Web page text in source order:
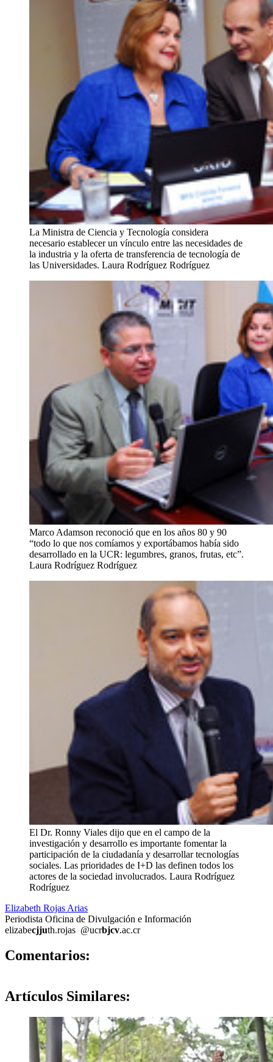
La Ministra de Ciencia y Tecnología considera
necesario establecer un vínculo entre las necesidades de
la industria y la oferta de transferencia de tecnología de
las Universidades. Laura Rodríguez Rodríguez
Marco Adamson reconoció que en los años 80 y 90
“todo lo que nos comíamos y exportábamos había sido
desarrollado en la UCR: legumbres, granos, frutas, etc”.
Laura Rodríguez Rodríguez
El Dr. Ronny Viales dijo que en el campo de la
investigación y desarrollo es importante fomentar la
participación de la ciudadanía y desarrollar tecnologías
sociales. Las prioridades de I+D las definen todos los
actores de la sociedad involucrados. Laura Rodríguez
Rodríguez
Elizabeth Rojas Arias
Periodista Oficina de Divulgación e Información
elizabecjjuth.rojas @ucrbjcv.ac.cr
Comentarios:
Artículos Similares: